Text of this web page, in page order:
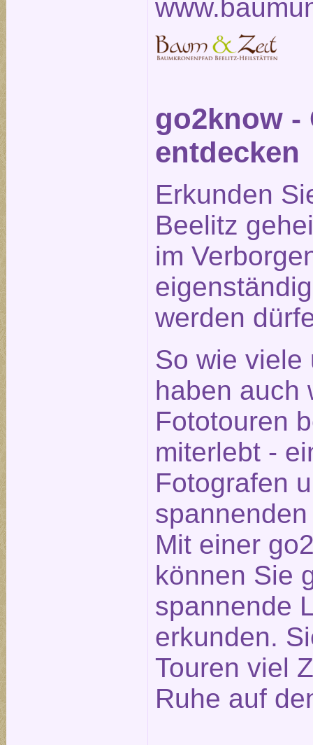
go2know -
entdecken
Erkunden
Beelitz
im
werden
So wie viele
haben auch
Fototouren
miterlebt -
Fotografen
Mit einer
können Sie
spannende
erkunden.
Touren viel
Ruhe auf